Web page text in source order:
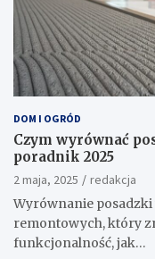
DOM I OGRÓD
Czym wyrównać
poradnik 2025
2 maja, 2025
redakcja
Wyrównanie
remontowych, który
funkcjonalność, jak…